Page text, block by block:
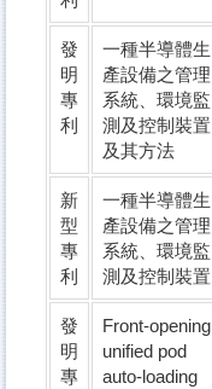
發
明
專
利
一種半導體生
產設備之管理
系統、環境監
測及控制裝置
及其方法
新
型
專
利
一種半導體生
產設備之管理
系統、環境監
測及控制裝置
發
明
專
Front-opening
unified pod
auto-loading